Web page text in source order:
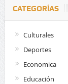
CATEGORÍAS
Culturales
Deportes
Economica
Educación